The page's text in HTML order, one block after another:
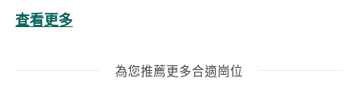
2、制定IDC技術策略，推動邊緣計算、綠色能源優
化同雲集成創新，適應香港高密度數據需求。
遲、數據安全同容量擴展等複雜問題。
查看更多
為您推薦更多合適崗位